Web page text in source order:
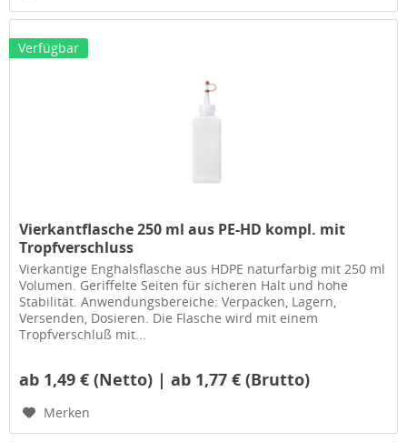
Verfügbar
Vierkantflasche 250 ml aus PE-HD kompl. mit
Tropfverschluss
Vierkantige Enghalsflasche aus HDPE naturfarbig mit 250 ml
Volumen. Geriffelte Seiten für sicheren Halt und hohe
Stabilität. Anwendungsbereiche: Verpacken, Lagern,
Versenden, Dosieren. Die Flasche wird mit einem
Tropfverschluß mit...
ab 1,49 € (Netto) | ab 1,77 € (Brutto)
Merken